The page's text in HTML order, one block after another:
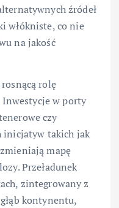
źródeł
włókniste, co nie
na jakość
rolę
w porty
czy
inicjatyw takich jak
mapę
Przeładunek
zintegrowany z
kontynentu,